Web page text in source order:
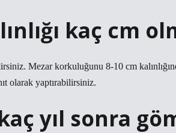
kaç cm
Mezar korkuluğunu 8-10 cm
olarak yaptırabilirsiniz.
yıl sonra